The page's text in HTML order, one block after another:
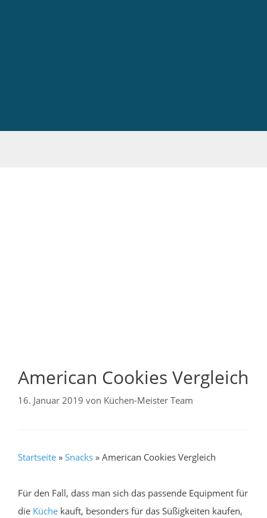
American Cookies Vergleich
16. Januar 2019 von Küchen-Meister Team
Startseite » Snacks » American Cookies Vergleich
Für den Fall, dass man sich das passende Equipment für
die Küche kauft, besonders für das Süßigkeiten kaufen,